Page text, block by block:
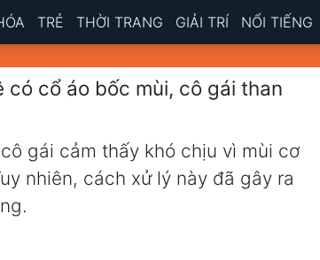
TRẺ THỜI TRANG GIẢI TRÍ NỔI TIẾNG
có cổ áo bốc mùi, cô gái than
gái cảm thấy khó chịu vì mùi cơ
nhiên, cách xử lý này đã gây ra